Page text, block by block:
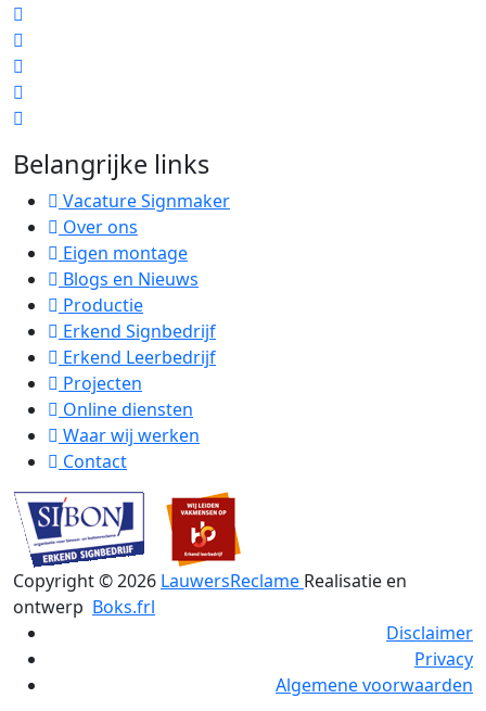
Belangrijke links
Vacature Signmaker
Over ons
Eigen montage
Blogs en Nieuws
Productie
Erkend Signbedrijf
Erkend Leerbedrijf
Projecten
Online diensten
Waar wij werken
Contact
Copyright ©2026 LauwersReclame Realisatie en
ontwerp Boks.frl
Disclaimer
Privacy
Algemene voorwaarden